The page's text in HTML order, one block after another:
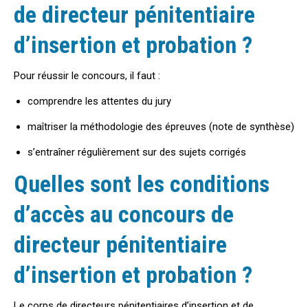
de directeur pénitentiaire
d’insertion et probation ?
Pour réussir le concours, il faut :
comprendre les attentes du jury
maîtriser la méthodologie des épreuves (note de synthèse)
s’entraîner régulièrement sur des sujets corrigés
Quelles sont les conditions
d’accès au concours de
directeur pénitentiaire
d’insertion et probation ?